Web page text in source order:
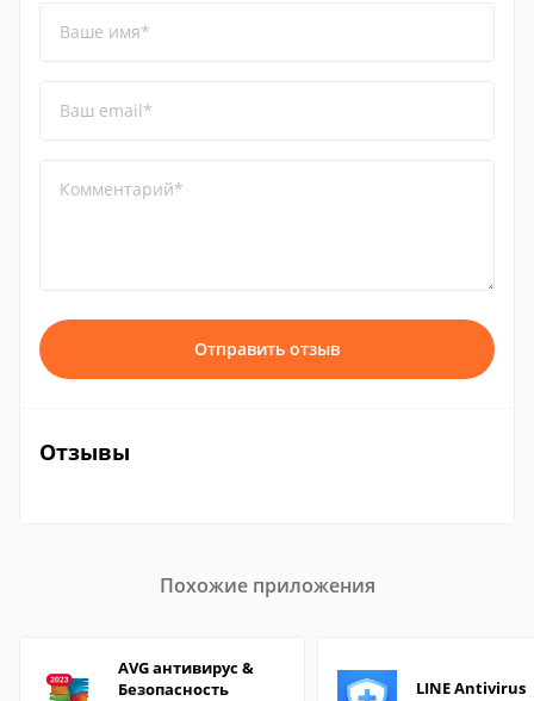
Ваше имя*
Ваш email*
Комментарий*
Отправить отзыв
Отзывы
Похожие приложения
AVG антивирус &
Безопасность
LINE Antivirus